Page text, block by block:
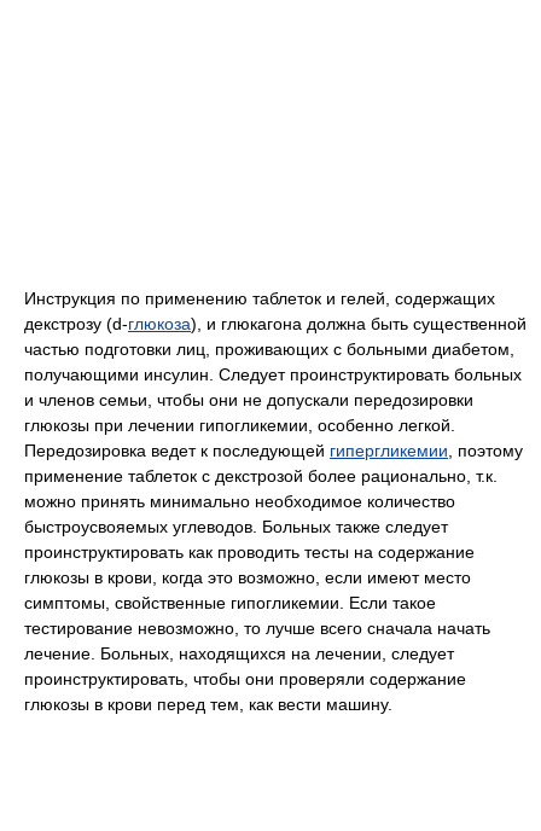
Инструкция по применению таблеток и гелей, содержащих
декстрозу (d-глюкоза), и глюкагона должна быть существенной
частью подготовки лиц, проживающих с больными диабетом,
получающими инсулин. Следует проинструктировать больных
и членов семьи, чтобы они не допускали передозировки
глюкозы при лечении гипогликемии, особенно легкой.
Передозировка ведет к последующей гипергликемии , поэтому
применение таблеток с декстрозой более рационально, т.к.
можно принять минимально необходимое количество
быстроусвояемых углеводов. Больных также следует
проинструктировать как проводить тесты на содержание
глюкозы в крови, когда это возможно, если имеют место
симптомы, свойственные гипогликемии. Если такое
тестирование невозможно, то лучше всего сначала начать
лечение. Больных, находящихся на лечении, следует
проинструктировать, чтобы они проверяли содержание
глюкозы в крови перед тем, как вести машину.